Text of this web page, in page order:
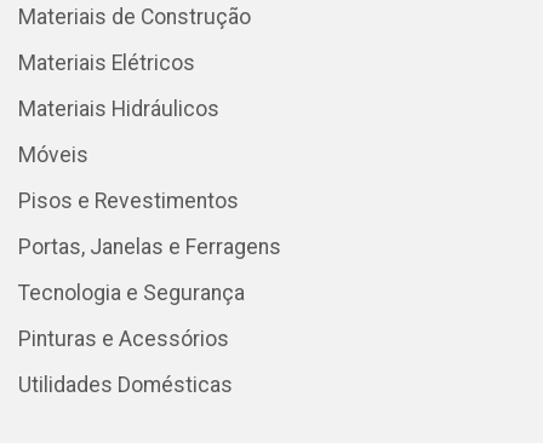
Materiais de Construção
Materiais Elétricos
Materiais Hidráulicos
Móveis
Pisos e Revestimentos
Portas, Janelas e Ferragens
Tecnologia e Segurança
Pinturas e Acessórios
Utilidades Domésticas